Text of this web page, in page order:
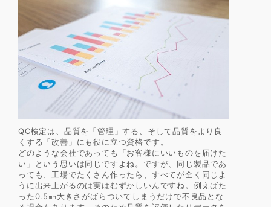
QC検定は、品質を「管理」する、そして品質をより良
くする「改善」にも役に立つ資格です。
どのような会社であっても「お客様にいいものを届けた
い」という思いは同じですよね。ですが、同じ製品であ
っても、工場でたくさん作ったら、すべてが全く同じよ
うに出来上がるのは実はむずかしいんですね。例えばた
った0.5㎜大きさがばらついてしまうだけで不良品とな